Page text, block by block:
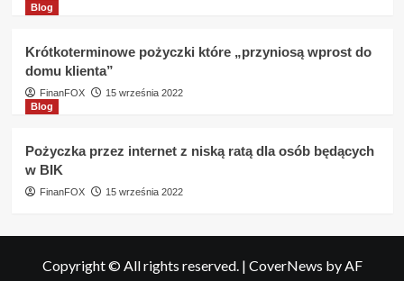
Blog
Krótkoterminowe pożyczki które „przyniosą wprost do
domu klienta”
FinanFOX
15 września 2022
Blog
Pożyczka przez internet z niską ratą dla osób będących
w BIK
FinanFOX 15 września 2022
Copyright © All rights reserved. | CoverNews by AF